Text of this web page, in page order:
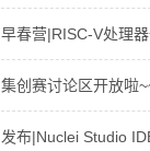
早春营|RISC-V处理
集创赛讨论区开放啦
发布|Nuclei Studio